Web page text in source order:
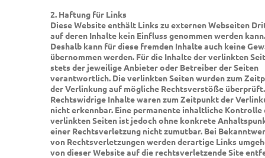
2. Haftung für Links
Diese Website enthält Links zu externen Webseiten
auf deren Inhalte kein Einfluss genommen werden kann.
Deshalb kann für diese fremden Inhalte auch keine
übernommen werden. Für die Inhalte der verlinkten
stets der jeweilige Anbieter oder Betreiber der Seiten
verantwortlich. Die verlinkten Seiten wurden zum
der Verlinkung auf mögliche Rechtsverstöße überprüft.
Rechtswidrige Inhalte waren zum Zeitpunkt der
nicht erkennbar. Eine permanente inhaltliche Kontrolle
verlinkten Seiten ist jedoch ohne konkrete
einer Rechtsverletzung nicht zumutbar. Bei
von Rechtsverletzungen werden derartige Links
von dieser Website auf die rechtsverletzende Site